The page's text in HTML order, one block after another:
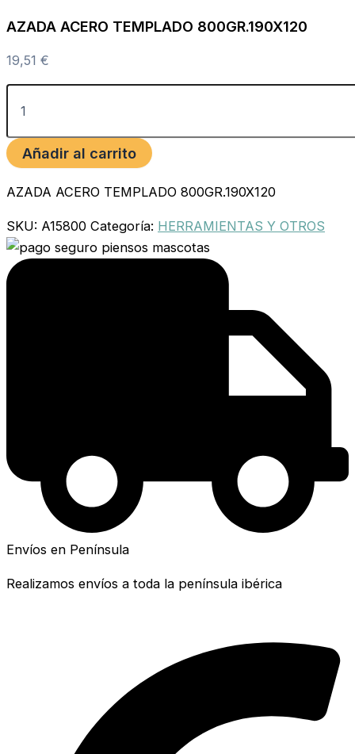
AZADA ACERO TEMPLADO 800GR.190X120
19,51 €
Añadir al carrito
AZADA ACERO TEMPLADO 800GR.190X120
SKU: A15800 Categoría: HERRAMIENTAS Y OTROS
Envíos en Península
Realizamos envíos a toda la península ibérica